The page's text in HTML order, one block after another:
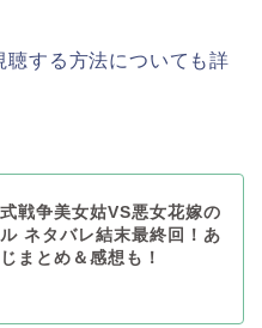
聴する方法についても詳
戦争美女姑VS悪女花嫁の
ネタバレ結末最終回！あ
まとめ＆感想も！